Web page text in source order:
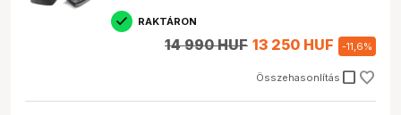
RAKTÁRON
Összehasonlítás check_box_outline_blank
14 990 HUF 13 250 HUF -11,6%